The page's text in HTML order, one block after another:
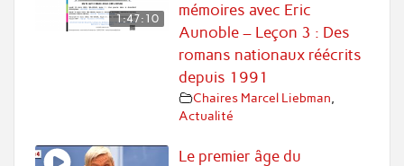
1:47:10
mémoires avec Eric
Aunoble – Leçon 3 : Des
romans nationaux réécrits
depuis 1991
Chaires Marcel Liebman
Actualité
Le premier âge du